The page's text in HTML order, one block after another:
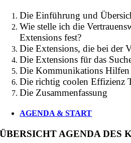
Die Einführung und
Wie stelle ich die
Extensions fest?
Die Extensions, die bei der
Die Extensions für das
Die Kommunikations Hilfen
Die richtig coolen Effizienz
Die Zusammenfassung
AGENDA & START
ÜBERSICHT AGENDA DES